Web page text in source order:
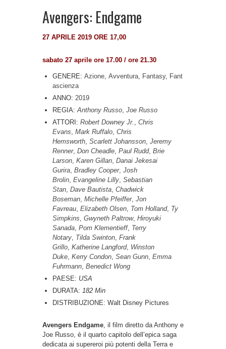
Avengers: Endgame
27 APRILE 2019 ORE 17,00
sabato 27 aprile ore 17.00 / ore 21.30
GENERE: Azione, Avventura, Fantasy, Fant
ascienza
ANNO: 2019
REGIA:Anthony Russo, Joe Russo
ATTORI: Robert Downey Jr. , Chris
Evans, Mark Ruffalo, Chris
Hemsworth, Scarlett Johansson, Jeremy
Renner, Don Cheadle, Paul Rudd, Brie
Larson, Karen Gillan, Danai Jekesai
Gurira, Bradley Cooper, Josh
Brolin, Evangeline Lilly, Sebastian
Stan, Dave Bautista, Chadwick
Boseman, Michelle Pfeiffer, Jon
Favreau, Elizabeth Olsen, Tom Holland, Ty
Simpkins, Gwyneth Paltrow, Hiroyuki
Sanada, Pom Klementieff, Terry
Notary, Tilda Swinton, Frank
Grillo, Katherine Langford, Winston
Duke, Kerry Condon, Sean Gunn, Emma
Fuhrmann, Benedict Wong
PAESE: USA
DURATA: 182 Min
DISTRIBUZIONE: Walt Disney Pictures
Avengers Endgame, il film diretto da Anthony e
Joe Russo, è il quarto capitolo dell’epica saga
dedicata ai supereroi più potenti della Terra e